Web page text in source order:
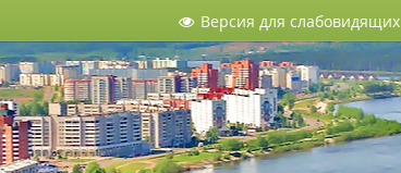
Версия для слабовидящих